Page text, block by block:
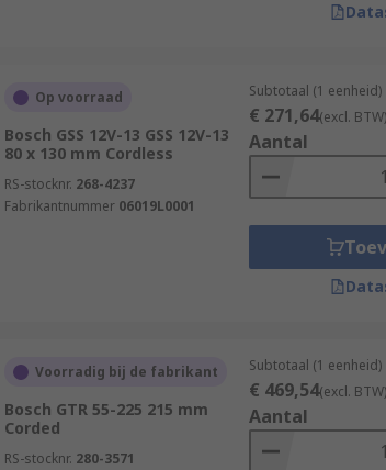
Op voorraad
Bosch GSS 12V-13 GSS 12V-13
80 x 130 mm Cordless
RS-stocknr. 268-4237
Fabrikantnummer 06019L0001
Subtotaal (1 eenheid)
€ 271,64(excl. BTW)
Aantal
Voorradig bij de fabrikant
Bosch GTR 55-225 215 mm
Corded
RS-stocknr. 280-3571
Subtotaal (1 eenheid)
€ 469,54(excl. BTW)
Aantal